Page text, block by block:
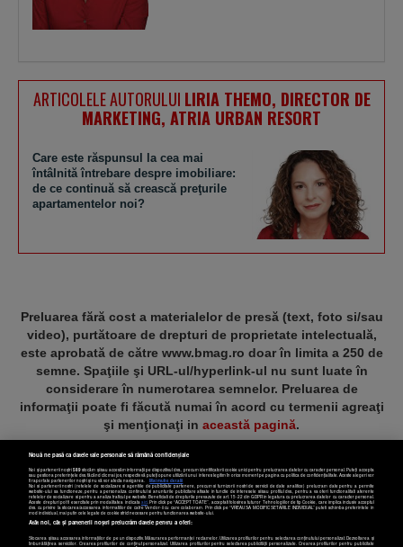
ARTICOLELE AUTORULUI LIRIA THEMO, DIRECTOR DE
MARKETING, ATRIA URBAN RESORT
Care este răspunsul la cea mai
întâlnită întrebare despre imobiliare:
de ce continuă să crească preţurile
apartamentelor noi?
Preluarea fără cost a materialelor de presă (text, foto si/sau
video), purtătoare de drepturi de proprietate intelectuală,
este aprobată de către www.bmag.ro doar în limita a 250 de
semne. Spaţiile şi URL-ul/hyperlink-ul nu sunt luate în
considerare în numerotarea semnelor. Preluarea de
informaţii poate fi făcută numai în acord cu termenii agreaţi
şi menţionaţi in această pagină.
Termeni și condiții Confidențialitate Cookies Contact
Copyright © 2025 BUSINESSMEX S.A.
Nouă ne pasă ca datele tale personale să rămână confidențiale
Noi și partenerii noștri589stocăm și/sau accesăm informații pe dispozitivul dvs., precum identificatorii cookie unici pentru prelucrarea datelor cu caracter personal. Puteți accepta
sau gestiona preferințele dvs. făcând clic mai jos, respectiv vă puteți opune utilizării unui interes legitim în orice moment pe pagina cu politica de confidențialitate. Aceste alegeri vor
fi raportate partenerilor noștri și nu vă vor afecta navigarea.
Mai multe detalii
Noi si partenerii nostri (retelele de socializare si agentiile de publicitate partenere, precum si furnizorii nostri de servicii de date analitice) prelucram date pentru a permite
website-ului sa functioneze, pentru a personaliza continutul si anunturile publicitare afisate in functie de interesele si/sau profilul dvs., pentru a va oferi functionalitati aferente
retelelor de socializare si pentru a analiza traficul pe website. Beneficiati de drepturile prevazute de art. 15-22 din GDPR in legatura cu prelucrarea datelor cu caracter personal.
Aceste drepturi pot fi exercitate prin modalitatea indicataaici. Prin click pe “ACCEPT TOATE”, acceptati folosirea tuturor Tehnologiilor de tip Cookie, care implica inclusiv acceptul
dvs. cu privire la stocarea/accesarea informatiilor de catre Vendor-ii cu care colaboram. Prin click pe “VREAU SA MODIFIC SETARILE INDIVIDUAL” puteti schimba preferintele in
mod individual, mai putin cele legate de cookie strict necesare pentru functionarea website-ului.
Atât noi, cât și partenerii noștri prelucrăm datele pentru a oferi:
Stocarea și/sau accesarea informațiilor de pe un dispozitiv. Măsurarea performanței reclamelor. Utilizarea profilurilor pentru selectarea conținutului personalizat. Dezvoltarea și
îmbunătățirea serviciilor. Crearea profilurilor de conținut personalizat. Utilizarea profilurilor pentru selectarea publicității personalizate. Crearea profilurilor pentru publicitate